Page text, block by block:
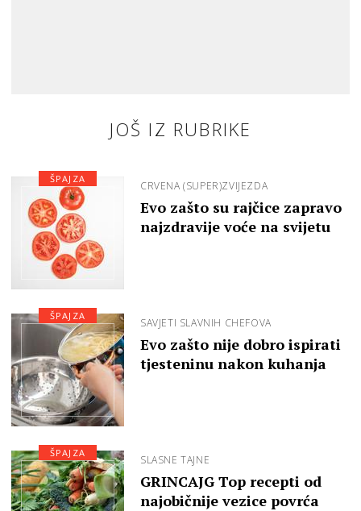
JOŠ IZ RUBRIKE
CRVENA (SUPER)ZVIJEZDA
Evo zašto su rajčice zapravo
najzdravije voće na svijetu
ŠPAJZA
SAVJETI SLAVNIH CHEFOVA
Evo zašto nije dobro ispirati
tjesteninu nakon kuhanja
ŠPAJZA
SLASNE TAJNE
GRINCAJG Top recepti od
najobičnije vezice povrća
ŠPAJZA